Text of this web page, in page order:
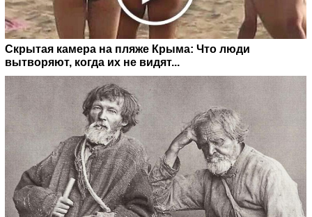
Скрытая камера на пляже Крыма: Что люди
вытворяют, когда их не видят...